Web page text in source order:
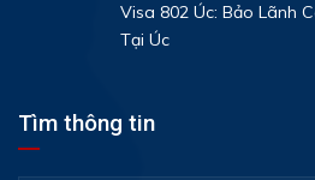
Visa 802 Úc: Bảo Lãnh
Tại Úc
Tìm thông tin